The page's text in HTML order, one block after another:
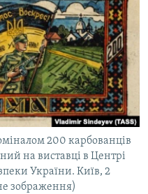
200 карбованців
на виставці в Центрі
України. Київ, 2
зображення)